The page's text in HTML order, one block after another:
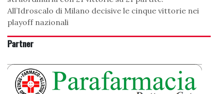
All’Idroscalo di Milano decisive le cinque vittorie nei
playoff nazionali
Partner